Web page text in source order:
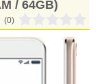
/ 64GB)
(0)